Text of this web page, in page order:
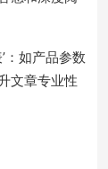
：如产品参数
文章专业性